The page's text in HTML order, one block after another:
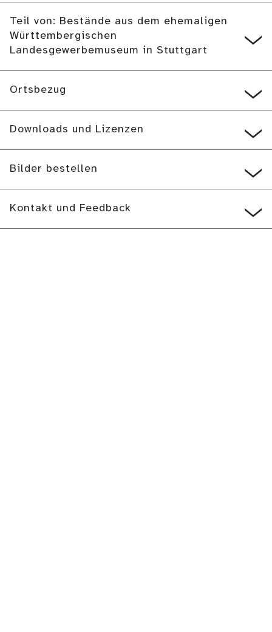
Teil von: Bestände aus dem ehemaligen
Württembergischen
Landesgewerbemuseum in Stuttgart
Ortsbezug
Downloads und Lizenzen
Bilder bestellen
Kontakt und Feedback